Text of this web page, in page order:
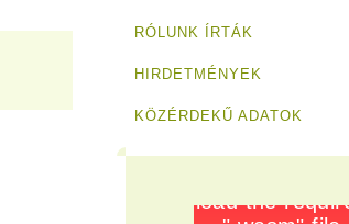
RÓLUNK ÍRTÁK
HIRDETMÉNYEK
KÖZÉRDEKŰ ADATOK